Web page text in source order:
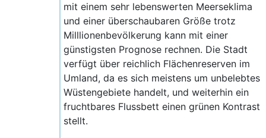
mit einem sehr lebenswerten Meerseklima
und einer überschaubaren Größe trotz
Milllionenbevölkerung kann mit einer
günstigsten Prognose rechnen. Die Stadt
verfügt über reichlich Flächenreserven im
Umland, da es sich meistens um unbelebtes
Wüstengebiete handelt, und weiterhin ein
fruchtbares Flussbett einen grünen Kontrast
stellt.